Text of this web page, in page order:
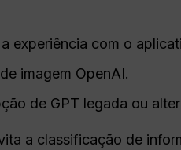
experiência com o
imagem OpenAI.
de GPT legada ou
a classificação de